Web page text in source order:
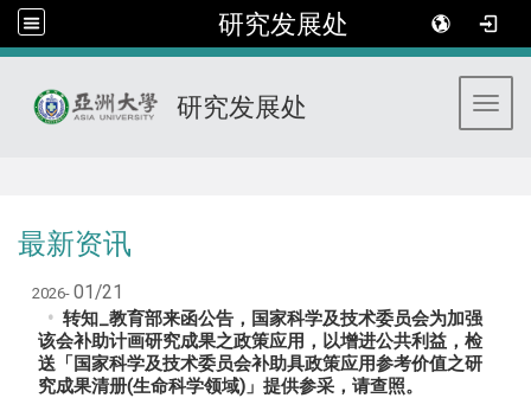
研究发展处
研究发展处
最新资讯
2026- 01/21
转知_教育部来函公告，国家科学及技术委员会为加强
该会补助计画研究成果之政策应用，以增进公共利益，检
送「国家科学及技术委员会补助具政策应用参考价值之研
究成果清册(生命科学领域)」提供参采，请查照。